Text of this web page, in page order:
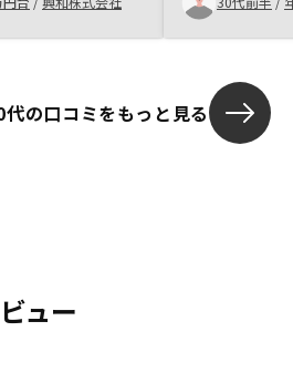
ので是非お勧
代の口コミをもっと見る
ュー